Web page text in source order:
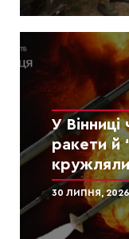
У
ракети й
30 ЛИПНЯ, 2026